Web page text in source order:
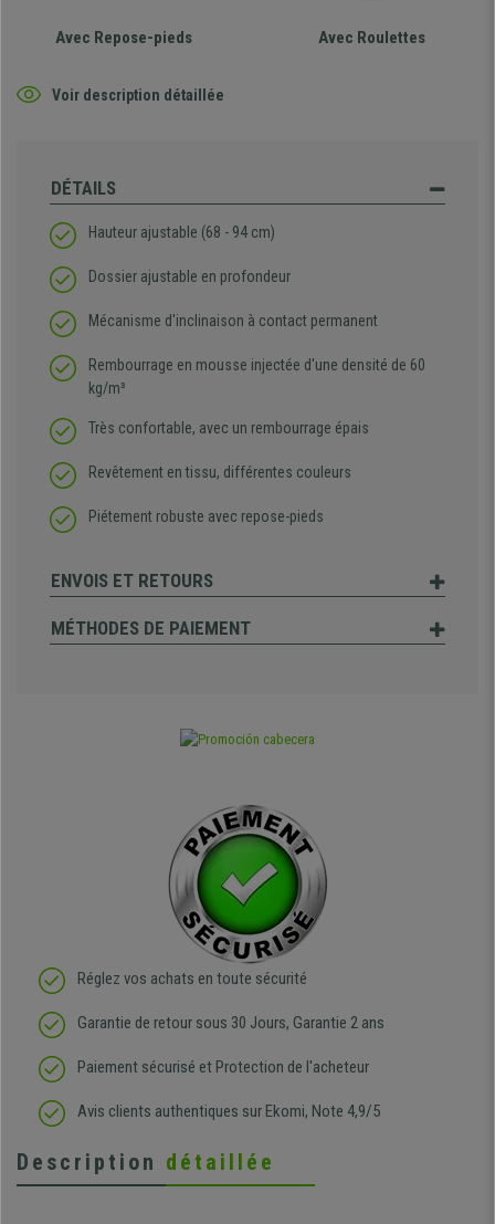
Avec Repose-pieds Avec Roulettes
Voir description détaillée
DÉTAILS
Hauteur ajustable (68 - 94 cm)
Dossier ajustable en profondeur
Mécanisme d'inclinaison à contact permanent
Rembourrage en mousse injectée d'une densité de 60
kg/m³
Très confortable, avec un rembourrage épais
Revêtement en tissu, différentes couleurs
Piétement robuste avec repose-pieds
ENVOIS ET RETOURS
MÉTHODES DE PAIEMENT
Réglez vos achats en toute sécurité
Garantie de retour sous 30 Jours, Garantie 2 ans
Paiement sécurisé et Protection de l'acheteur
Avis clients authentiques sur Ekomi, Note 4,9/5
Description détaillée